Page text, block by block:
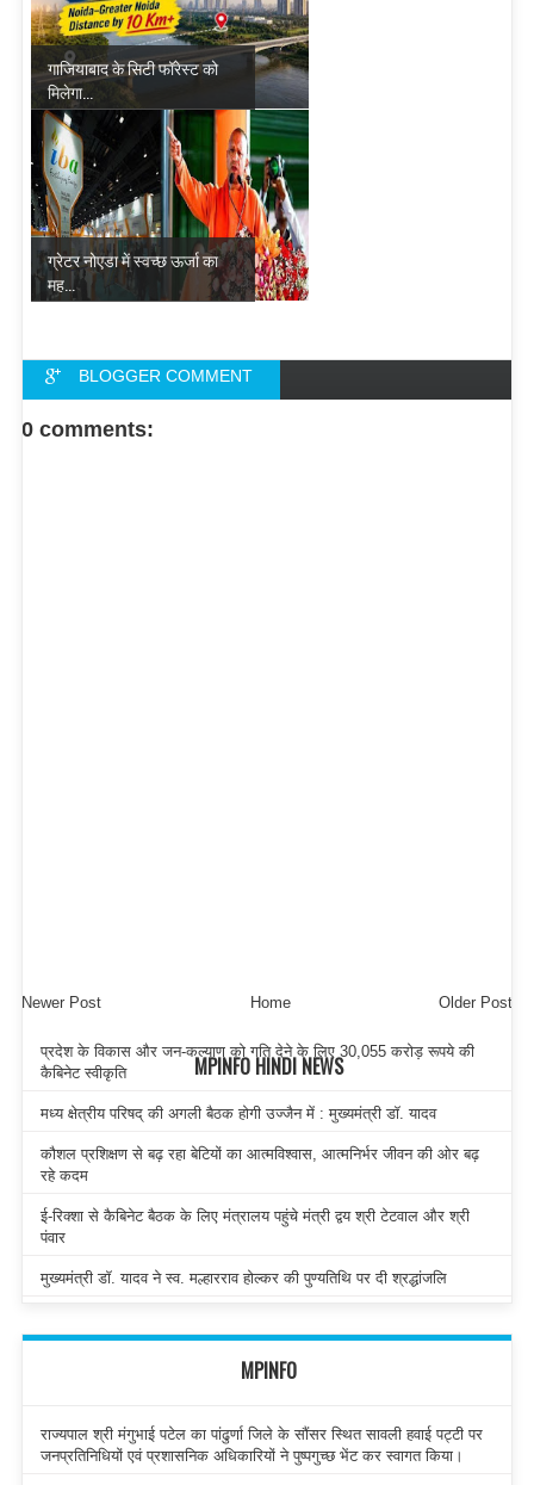
गाजियाबाद के सिटी फॉरेस्ट को
मिलेगा...
ग्रेटर नोएडा में स्वच्छ ऊर्जा का
मह...
BLOGGER COMMENT
FACEBOOK COMMENT
0 comments:
Newer Post Older Post
Home
MPINFO HINDI NEWS
प्रदेश के विकास और जन-कल्याण को गति देने के लिए 30,055 करोड़ रूपये की
कैबिनेट स्वीकृति
मध्य क्षेत्रीय परिषद् की अगली बैठक होगी उज्जैन में : मुख्यमंत्री डॉ. यादव
कौशल प्रशिक्षण से बढ़ रहा बेटियों का आत्मविश्वास, आत्मनिर्भर जीवन की ओर बढ़
रहे कदम
ई-रिक्शा से कैबिनेट बैठक के लिए मंत्रालय पहुंचे मंत्री द्वय श्री टेटवाल और श्री
पंवार
मुख्यमंत्री डॉ. यादव ने स्व. मल्हारराव होल्कर की पुण्यतिथि पर दी श्रद्धांजलि
MPINFO
राज्यपाल श्री मंगुभाई पटेल का पांढुर्णा जिले के सौंसर स्थित सावली हवाई पट्टी पर
जनप्रतिनिधियों एवं प्रशासनिक अधिकारियों ने पुष्पगुच्छ भेंट कर स्वागत किया।